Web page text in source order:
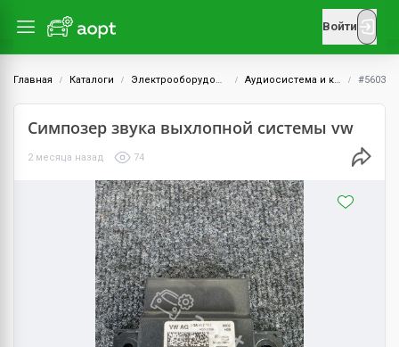
Войти
Главная Каталоги Электрооборудование Аудиосистема и комплектующие #5603
Симпозер звука выхлопной системы vw
2 месяца назад 74